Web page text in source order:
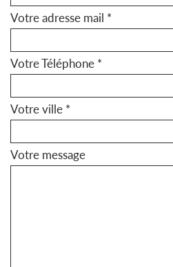
Votre adresse mail *
Votre Téléphone *
Votre ville *
Votre message